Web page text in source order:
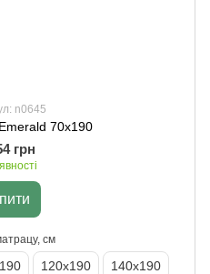
n0645
70х190
грн
см
120х190 140х190